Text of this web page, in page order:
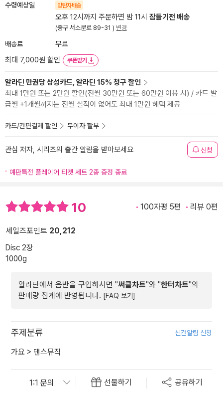
수령예상일 양탄자배송
오후 12시까지 주문하면 밤 11시 잠들기전 배송
(중구 서소문로 89-31 ) 변경
배송료
무료
최대 7,000원 할인
쿠폰받기
알라딘 만권당 삼성카드, 알라딘 15% 청구 할인
최대 1만원 또는 2만원 할인(전월 30만원 또는 60만원 이용 시) / 카드 발
급월 +1개월까지는 전월 실적이 없어도 최대 1만원 혜택 제공
카드/간편결제 할인 무이자 할부
관심 저자, 시리즈의 출간 알림을 받아보세요 신청
예판특전 플레이어 티켓 세트 2종 증정 종료
10 100자평 5편 리뷰 0편
세일즈포인트 20,212
Disc 2장
1000g
알라딘에서 음반을 구입하시면 "써클차트"와 "한터차트"의
판매량 집계에 반영됩니다. [FAQ 보기]
주제분류 신간알림 신청
가요 > 댄스뮤직
선물하기 공유하기